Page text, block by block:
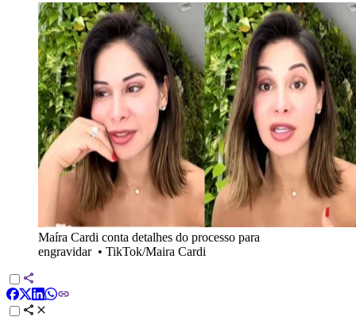
Maíra Cardi conta detalhes do processo para
engravidar• TikTok/Maira Cardi